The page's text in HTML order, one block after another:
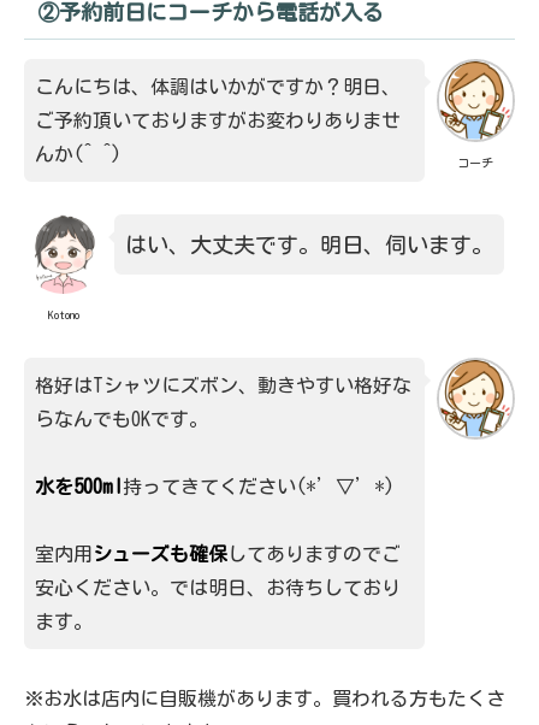
②予約前日にコーチから電話が入る
コーチ
こんにちは、体調はいかがですか？明日、
ご予約頂いておりますがお変わりありませ
んか(^ ^)
Kotono
はい、大丈夫です。明日、伺います。
格好はTシャツにズボン、動きやすい格好な
らなんでもOKです。
水を500ml 持ってきてください(*’▽’*)
室内用 シューズも確保してありますのでご
安心ください。では明日、お待ちしており
ます。
※お水は店内に自販機があります。買われる方もたくさ